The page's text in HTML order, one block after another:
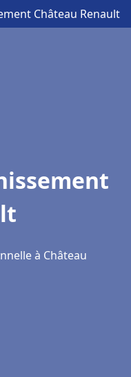
Château Renault
à Château